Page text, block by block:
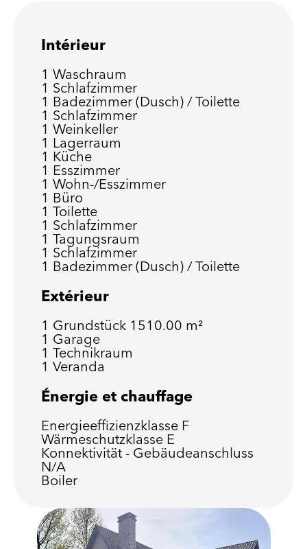
Intérieur
1 Waschraum
1 Schlafzimmer
1 Badezimmer (Dusch) / Toilette
1 Schlafzimmer
1 Weinkeller
1 Lagerraum
1 Küche
1 Esszimmer
1 Wohn-/Esszimmer
1 Büro
1 Toilette
1 Schlafzimmer
1 Tagungsraum
1 Schlafzimmer
1 Badezimmer (Dusch) / Toilette
Extérieur
1 Grundstück 1510.00 m²
1 Garage
1 Technikraum
1 Veranda
Énergie et chauffage
Energieeffizienzklasse F
Wärmeschutzklasse E
Konnektivität - Gebäudeanschluss
N/A
Boiler